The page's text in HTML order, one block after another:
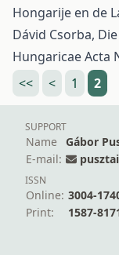
Hongarije en de
Dávid Csorba,
HungaricaeActa
<<
< 1 2
SUPPORT
Name
Gábor
E-mail:
ISSN
Online: 3004-
Print:
1587-